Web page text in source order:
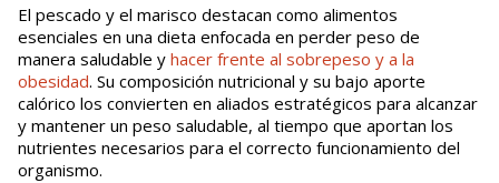
El pescado y el marisco destacan como alimentos
esenciales en una dieta enfocada en perder peso de
manera saludable y hacer frente al sobrepeso y a la
obesidad. Su composición nutricional y su bajo aporte
calórico los convierten en aliados estratégicos para alcanzar
y mantener un peso saludable, al tiempo que aportan los
nutrientes necesarios para el correcto funcionamiento del
organismo.